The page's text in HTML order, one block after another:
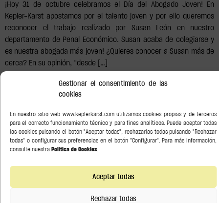
Gestionar el consentimiento de las
cookies
En nuestro sitio web www.keplerkarst.com utilizamos cookies propias y de terceros
para el correcto funcionamiento técnico y para fines analíticos. Puede aceptar todas
las cookies pulsando el botón "Aceptar todas", rechazarlas todas pulsando "Rechazar
todas" o configurar sus preferencias en el botón "Configurar". Para más información,
consulte nuestra Política de Cookies.
Aceptar todas
Rechazar todas
¡Hoy 31 de octubre celebramos el Día del Abogado Joven! En
Kepler-Karst apostamos por el talento joven y por ello queremos
reconocer el trabajo realizado por Susan León en nuestro
departamento de Penal Económico. Susan acaba de colegiarse y
es nuestra abogada más joven! ¿Quieres conocer a Susan más de
cerca? En su opinión, “desde […]
Reconocidos por